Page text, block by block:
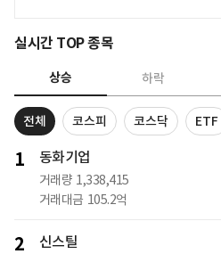
실시간 TOP 종목
상승 하락
전체 코스피 코스닥 ETF
1 동화기업
거래량 1,338,415
거래대금 105.2억
2 신스틸